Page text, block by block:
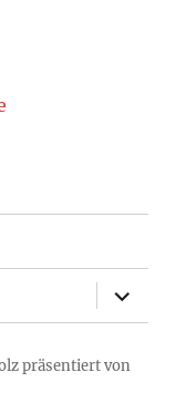
öffnen
präsentiert von